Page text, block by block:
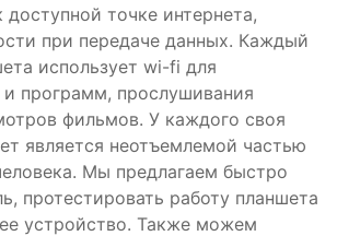
точке интернета,
при передаче данных. Каждый
использует wi-fi для
и программ, прослушивания
фильмов. У каждого своя
является неотъемлемой частью
Мы предлагаем быстро
протестировать работу планшета
устройство. Также можем